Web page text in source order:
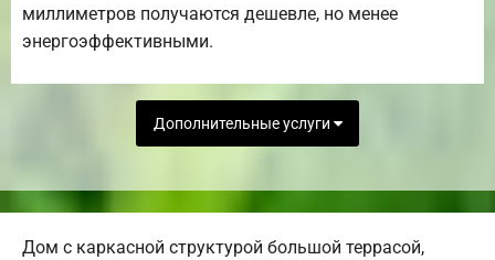
миллиметров получаются дешевле, но менее
энергоэффективными.
Дополнительные услуги
Дом с каркасной структурой большой террасой,